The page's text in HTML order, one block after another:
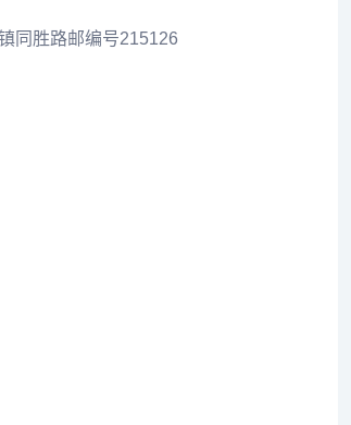
同胜路邮编号215126